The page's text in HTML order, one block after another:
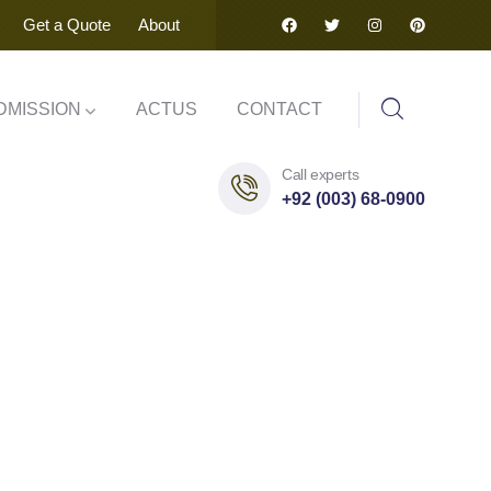
Get a Quote About
ACTUS CONTACT
Call experts
+92 (003) 68-0900